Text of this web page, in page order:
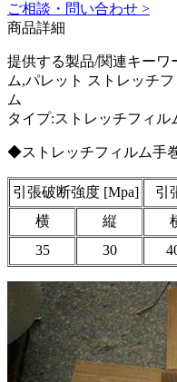
ご相談・問い合わせ >
商品詳細
提供する製品/関連キー
ム,パレット ストレッチ
ム
タイプ:ストレッチフィル
◆ストレッチフィルム手
引張破断強度 [Mpa] 引
横
縦
35
30